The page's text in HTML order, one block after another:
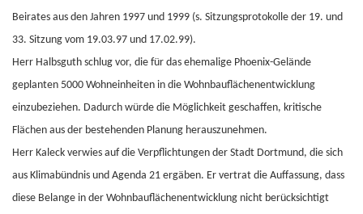
Beirates aus den Jahren 1997 und 1999 (s. Sitzungsprotokolle der 19. und
33. Sitzung vom 19.03.97 und 17.02.99).
Herr Halbsguth schlug vor, die für das ehemalige Phoenix-Gelände
geplanten 5000 Wohneinheiten in die Wohnbauflächenentwicklung
einzubeziehen. Dadurch würde die Möglichkeit geschaffen, kritische
Flächen aus der bestehenden Planung herauszunehmen.
Herr Kaleck verwies auf die Verpflichtungen der Stadt Dortmund, die sich
aus Klimabündnis und Agenda 21 ergäben. Er vertrat die Auffassung, dass
diese Belange in der Wohnbauflächenentwicklung nicht berücksichtigt